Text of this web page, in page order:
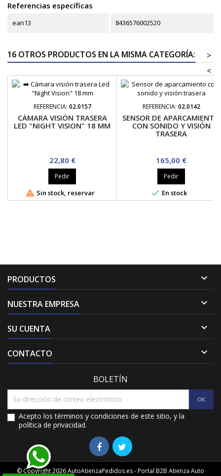
Referencias específicas
ean13 8436576002520
16 OTROS PRODUCTOS EN LA MISMA CATEGORÍA:
>
<
REFERENCIA: 02.0157
CÁMARA VISIÓN TRASERA
LED "NIGHT VISION" 18 MM
Precio
22,80 €
Pedir
 Sin stock, reservar
REFERENCIA: 02.0142
SENSOR DE APARCAMIENTO
CON SONIDO Y VISIÓN
TRASERA
Precio
165,00 €
Pedir
 En stock
PRODUCTOS 
NUESTRA EMPRESA 
SU CUENTA 
CONTACTO 
BOLETÍN
Acepto los términos y condiciones de este sitio, y la
política de privacidad.
© Copyright 2026 AutoAtienzaPedidos.es - Portal B2B Atienza Auto